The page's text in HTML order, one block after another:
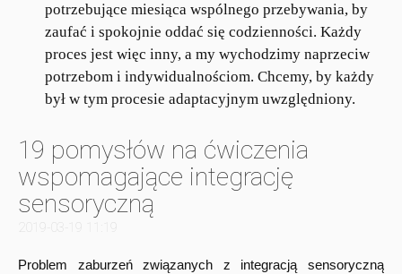
potrzebujące miesiąca wspólnego przebywania, by
zaufać i spokojnie oddać się codzienności. Każdy
proces jest więc inny, a my wychodzimy naprzeciw
potrzebom i indywidualnościom. Chcemy, by każdy
był w tym procesie adaptacyjnym uwzględniony.
19 pomysłów na ćwiczenia
wspomagające integrację
sensoryczną
2019-03-19 11:19
Problem zaburzeń związanych z integracją sensoryczną